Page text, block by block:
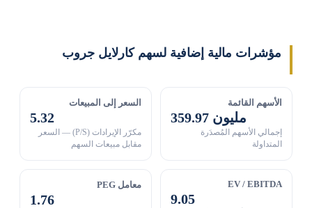
مؤشرات مالية إضافية لسهم كارلايل جروب
الأسهم القائمة
359.97 مليون
إجمالي الأسهم المُصدَرة
المتداولة
السعر إلى المبيعات
5.32
مكرّر الإيرادات (P/S) — السعر
مقابل مبيعات السهم
EV / EBITDA
9.05
معامل PEG
1.76